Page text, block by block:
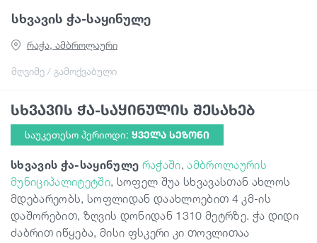
კვება და ღვინო
სტატიები
ივენთები
სხვავის ჭა-საყინულე
მღვიმე / გამოქვაბული
რაჭა, ამბროლაური
სხვავის ჭა-საყინულის შესახებ
საუკეთესო პერიოდი: ᲧᲕᲔᲚᲐ ᲡᲔᲖᲝᲜᲘ
სხვავის ჭა-საყინულე რაჭაში,ამბროლაურის
მუნიციპალიტეტში, სოფელ შუა სხვავასთან ახლოს
მდებარეობს, სოფლიდან დაახლოებით 4 კმ-ის
დაშორებით, ზღვის დონიდან 1310 მეტრზე. ჭა დიდი
ძაბრით იწყება, მისი ფსკერი კი თოვლითაა